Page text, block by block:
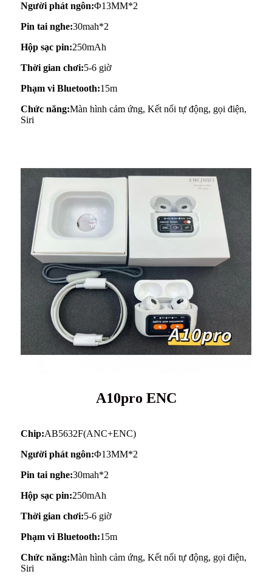
Người phát ngôn:Φ13MM*2
Pin tai nghe:30mah*2
Hộp sạc pin:250mAh
Thời gian chơi:5-6 giờ
Phạm vi Bluetooth:15m
Chức năng:Màn hình cảm ứng, Kết nối tự động, gọi điện,
Siri
A10pro ENC
Chip:AB5632F(ANC+ENC)
Người phát ngôn:Φ13MM*2
Pin tai nghe:30mah*2
Hộp sạc pin:250mAh
Thời gian chơi:5-6 giờ
Phạm vi Bluetooth:15m
Chức năng:Màn hình cảm ứng, Kết nối tự động, gọi điện,
Siri